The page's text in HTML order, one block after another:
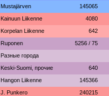
Mustajärven 145065
Kainuun Liikenne 4080
Korpelan Liikenne 642
Ruponen 5256 / 75
Разные города
Keski-Suomi, прочие 640
Hangon Liikenne 145366
J. Punkero 240215